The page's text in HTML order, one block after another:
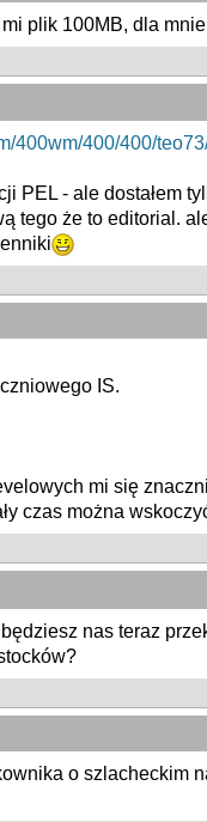
plik 100MB, dla
400wm/400/400/
PEL - ale dostałem
tego że to editorial.
IS.
mi się
czas można
nas teraz
o szlacheckim